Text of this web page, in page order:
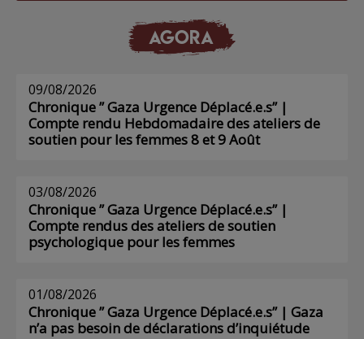
AGORA
09/08/2026
Chronique ” Gaza Urgence Déplacé.e.s” |
Compte rendu Hebdomadaire des ateliers de
soutien pour les femmes 8 et 9 Août
03/08/2026
Chronique ” Gaza Urgence Déplacé.e.s” |
Compte rendus des ateliers de soutien
psychologique pour les femmes
01/08/2026
Chronique ” Gaza Urgence Déplacé.e.s” | Gaza
n’a pas besoin de déclarations d’inquiétude